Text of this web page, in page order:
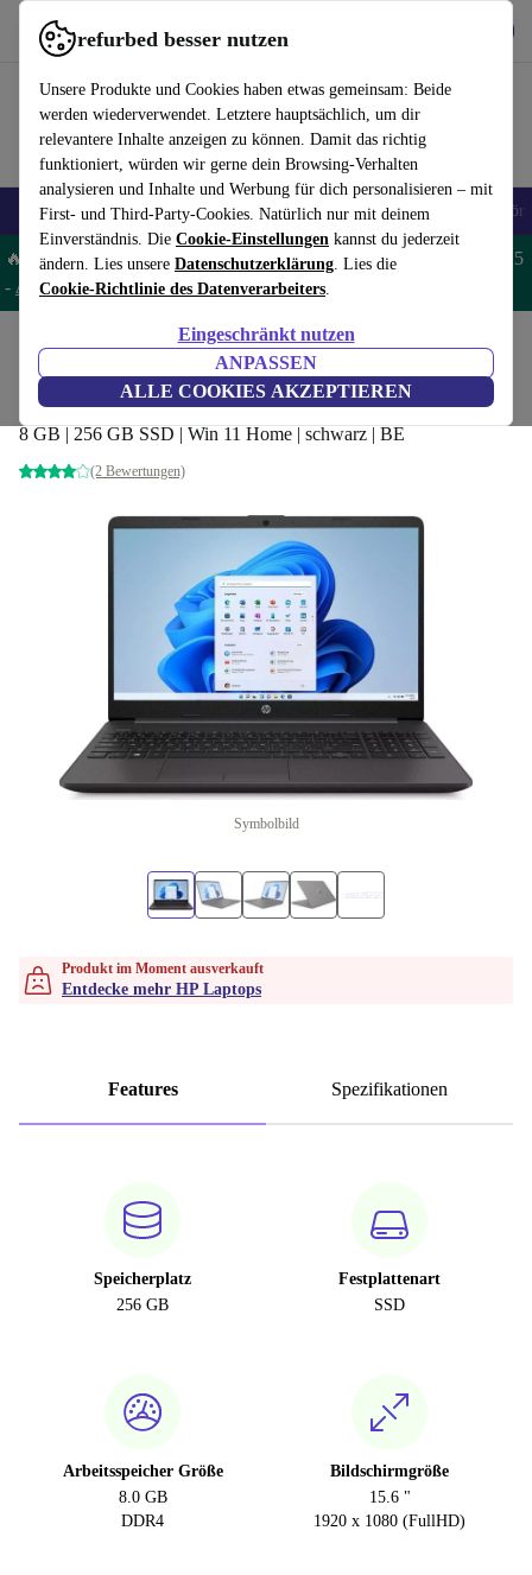
refurbed besser nutzen
Unsere Produkte und Cookies haben etwas gemeinsam: Beide
werden wiederverwendet. Letztere hauptsächlich, um dir
relevantere Inhalte anzeigen zu können. Damit das richtig
funktioniert, würden wir gerne dein Browsing-Verhalten
analysieren und Inhalte und Werbung für dich personalisieren – mit
First- und Third-Party-Cookies. Natürlich nur mit deinem
Einverständnis. Die Cookie-Einstellungen kannst du jederzeit
ändern. Lies unsere Datenschutzerklärung. Lies die
Cookie-Richtlinie des Datenverarbeiters.
Eingeschränkt nutzen
ANPASSEN
ALLE COOKIES AKZEPTIEREN
refurbed schnell und einfach nutzen
🎒 Back to school Handys Laptops Tablets Smartwatches Zubehör
🔥 Spare 5% EXTRA auf MacBooks und iPads – Code: MACPAD5
- AGB
Laptops HP Laptops
HP 250 G9 | i3-1215U | 15.6-Zoll
8 GB | 256 GB SSD | Win 11 Home | schwarz | BE
(2 Bewertungen)
Symbolbild
Produkt im Moment ausverkauft
Entdecke mehr HP Laptops
Features Spezifikationen
Speicherplatz
256 GB
Festplattenart
SSD
Arbeitsspeicher Größe
8.0 GB
DDR4
Bildschirmgröße
15.6 "
1920 x 1080 (FullHD)